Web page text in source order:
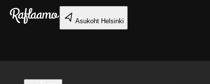
Liigu peamise sisu juurde
Asukoht Helsinki